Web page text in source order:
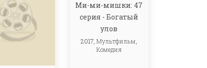
Ми-ми-мишки: 47
серия - Богатый
улов
2017,Мультфильм
Комедия